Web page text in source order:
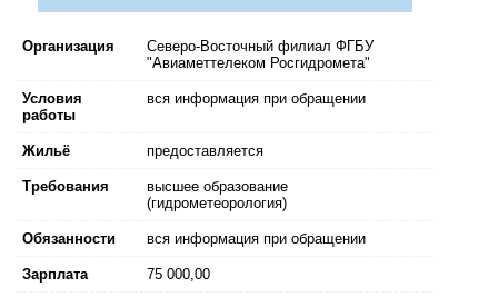
Организация
Северо-Восточный филиал ФГБУ
"Авиаметтелеком Росгидромета"
Условия
работы
вся информация при обращении
Жильё предоставляется
Требования
высшее образование
(гидрометеорология)
Обязанности вся информация при обращении
Зарплата 75 000,00